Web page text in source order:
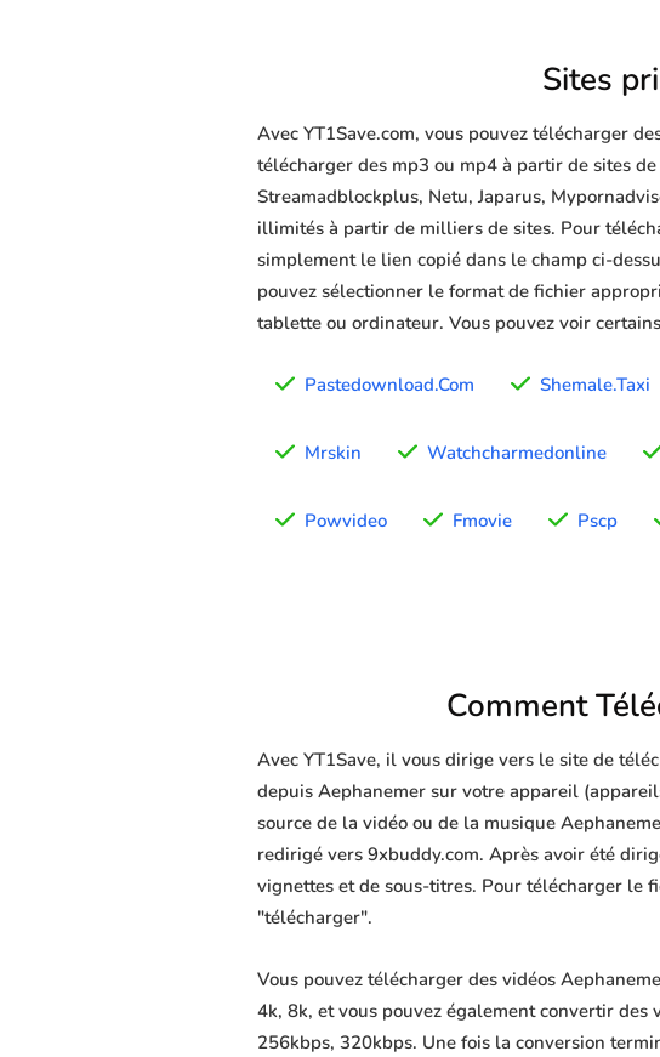
Sites
Avec YT1Save.com, vous pouvez télécharger
télécharger des mp3 ou mp4 à partir de sites
Streamadblockplus, Netu, Japarus,
illimités à partir de milliers de sites. Pour
simplement le lien copié dans le champ ci-
pouvez sélectionner le format de fichier
tablette ou ordinateur. Vous pouvez voir
Pastedownload.Com Shemale.Taxi
Mrskin Watchcharmedonline
Powvideo Fmovie Pscp
Comment
Avec YT1Save, il vous dirige vers le site de
depuis Aephanemer sur votre appareil
source de la vidéo ou de la musique
redirigé vers 9xbuddy.com. Après avoir été
vignettes et de sous-titres. Pour télécharger le
"télécharger".
Vous pouvez télécharger des vidéos
4k, 8k, et vous pouvez également convertir
256kbps, 320kbps. Une fois la conversion